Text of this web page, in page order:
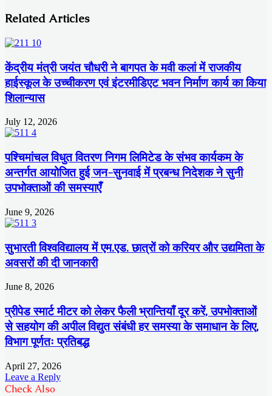
Related Articles
केंद्रीय मंत्री जयंत चौधरी ने बागपत के मवी कलां में राजकीय
हाईस्कूल के उच्चीकरण एवं इंटरमीडिएट भवन निर्माण कार्य का किया
शिलान्यास
July 12, 2026
पश्चिमांचल विधुत वितरण निगम लिमिटेड के संभव कार्यकम के
अन्तर्गत आयोजित हुई जन-सुनवाई में प्रबन्ध निदेशक ने सुनी
उपभोक्ताओं की समस्याएँ
June 9, 2026
सुभारती विश्वविद्यालय में एम.एड. छात्रों को करियर और उद्यमिता के
अवसरों की दी जानकारी
June 8, 2026
प्रीपेड स्मार्ट मीटर को लेकर फैली भ्रान्तियाँ दूर करें, उपभोक्ताओं
से सहयोग की अपील विद्युत संबंधी हर समस्या के समाधान के लिए,
विभाग पूर्णतः प्रतिबद्ध
April 27, 2026
Leave a Reply
Check Also